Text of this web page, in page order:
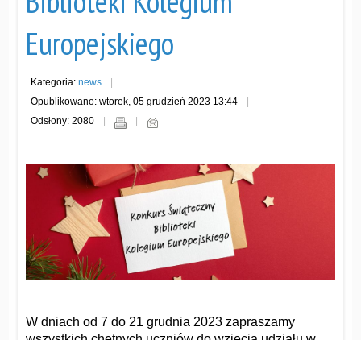
Europejskiego
Kategoria:news
Opublikowano: wtorek, 05 grudzień 2023 13:44
Odsłony: 2080
W dniach od 7 do 21 grudnia 2023 zapraszamy